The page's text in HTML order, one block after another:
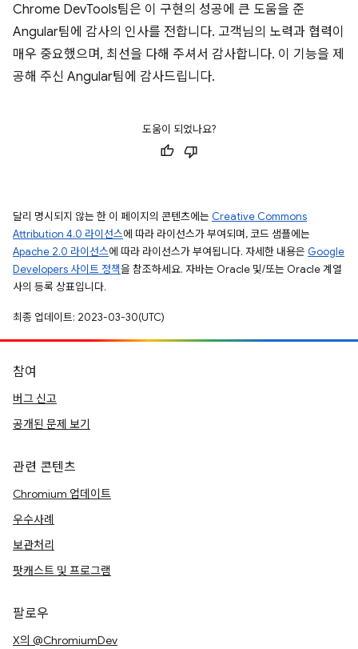
Chrome DevTools팀은 이 구현의 성공에 큰 도움을 준
Angular팀에 감사의 인사를 전합니다. 고객님의 노력과 협력이
매우 중요했으며, 최선을 다해 주셔서 감사합니다. 이 기능을 제
공해 주신 Angular팀에 감사드립니다.
도움이 되었나요?
달리 명시되지 않는 한 이 페이지의 콘텐츠에는 Creative Commons
Attribution 4.0 라이선스에 따라 라이선스가 부여되며, 코드 샘플에는
Apache 2.0 라이선스에 따라 라이선스가 부여됩니다. 자세한 내용은 Google
Developers 사이트 정책을 참조하세요. 자바는 Oracle 및/또는 Oracle 계열
사의 등록 상표입니다.
최종 업데이트: 2023-03-30(UTC)
참여
버그 신고
공개된 문제 보기
관련 콘텐츠
Chromium 업데이트
우수사례
보관처리
팟캐스트 및 프로그램
팔로우
X의 @ChromiumDev